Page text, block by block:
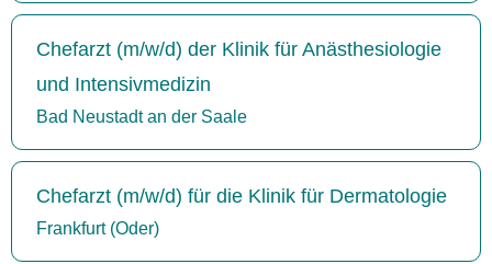
Chefarzt (m/w/d) der Klinik für Anästhesiologie
und Intensivmedizin
Bad Neustadt an der Saale
Chefarzt (m/w/d) für die Klinik für Dermatologie
Frankfurt (Oder)